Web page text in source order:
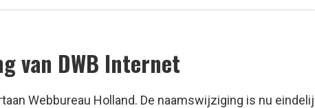
van DWB Internet
Webbureau Holland. De naamswijziging is nu